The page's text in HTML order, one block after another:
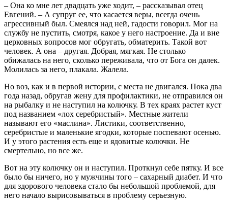
– Она ко мне лет двадцать уже ходит, – рассказывал отец
Евгений. – А супруг ее, что касается веры, всегда очень
агрессивный был. Смеялся над ней, гадости говорил. Мог на
службу не пустить, смотря, какое у него настроение. Да и вне
церковных вопросов мог обругать, обматерить. Такой вот
человек. А она – другая. Добрая, мягкая. Не столько
обижалась на него, сколько переживала, что от Бога он далек.
Молилась за него, плакала. Жалела.
Но воз, как и в первой истории, с места не двигался. Пока два
года назад, обругав жену для профилактики, не отправился он
на рыбалку и не наступил на колючку. В тех краях растет куст
под названием «лох серебристый». Местные жители
называют его «маслина». Листики, соответственно,
серебристые и маленькие ягодки, которые поспевают осенью.
И у этого растения есть еще и ядовитые колючки. Не
смертельно, но все же.
Вот на эту колючку он и наступил. Проткнул себе пятку. И все
было бы ничего, но у мужчины того – сахарный диабет. И что
для здорового человека стало бы небольшой проблемой, для
него начало вырисовываться в проблему серьезную.